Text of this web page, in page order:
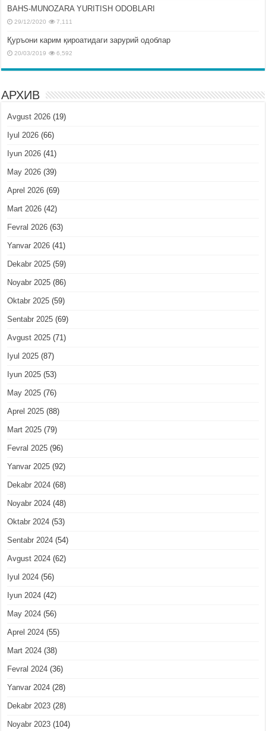
BAHS-MUNOZARA YURITISH ODOBLARI
29/12/2020 7,111
Қуръони карим қироатидаги зарурий одоблар
20/03/2019 6,592
АРХИВ
Avgust 2026 (19)
Iyul 2026 (66)
Iyun 2026 (41)
May 2026 (39)
Aprel 2026 (69)
Mart 2026 (42)
Fevral 2026 (63)
Yanvar 2026 (41)
Dekabr 2025 (59)
Noyabr 2025 (86)
Oktabr 2025 (59)
Sentabr 2025 (69)
Avgust 2025 (71)
Iyul 2025 (87)
Iyun 2025 (53)
May 2025 (76)
Aprel 2025 (88)
Mart 2025 (79)
Fevral 2025 (96)
Yanvar 2025 (92)
Dekabr 2024 (68)
Noyabr 2024 (48)
Oktabr 2024 (53)
Sentabr 2024 (54)
Avgust 2024 (62)
Iyul 2024 (56)
Iyun 2024 (42)
May 2024 (56)
Aprel 2024 (55)
Mart 2024 (38)
Fevral 2024 (36)
Yanvar 2024 (28)
Dekabr 2023 (28)
Noyabr 2023 (104)